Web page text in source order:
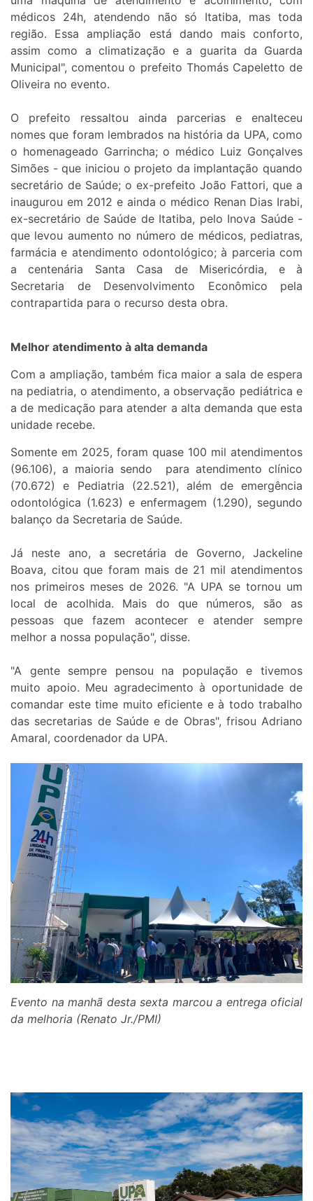
médicos 24h, atendendo não só Itatiba, mas toda
região. Essa ampliação está dando mais conforto,
assim como a climatização e a guarita da Guarda
Municipal", comentou o prefeito Thomás Capeletto de
Oliveira no evento.
O prefeito ressaltou ainda parcerias e enalteceu
nomes que foram lembrados na história da UPA, como
o homenageado Garrincha; o médico Luiz Gonçalves
Simões - que iniciou o projeto da implantação quando
secretário de Saúde; o ex-prefeito João Fattori, que a
inaugurou em 2012 e ainda o médico Renan Dias Irabi,
ex-secretário de Saúde de Itatiba, pelo Inova Saúde -
que levou aumento no número de médicos, pediatras,
farmácia e atendimento odontológico; à parceria com
a centenária Santa Casa de Misericórdia, e à
Secretaria de Desenvolvimento Econômico pela
contrapartida para o recurso desta obra.
Melhor atendimento à alta demanda
Com a ampliação, também fica maior a sala de espera
na pediatria, o atendimento, a observação pediátrica e
a de medicação para atender a alta demanda que esta
unidade recebe.
Somente em 2025, foram quase 100 mil atendimentos
(96.106), a maioria sendo para atendimento clínico
(70.672) e Pediatria (22.521), além de emergência
odontológica (1.623) e enfermagem (1.290), segundo
balanço da Secretaria de Saúde.
Já neste ano, a secretária de Governo, Jackeline
Boava, citou que foram mais de 21 mil atendimentos
nos primeiros meses de 2026. "A UPA se tornou um
local de acolhida. Mais do que números, são as
pessoas que fazem acontecer e atender sempre
melhor a nossa população", disse.
"A gente sempre pensou na população e tivemos
muito apoio. Meu agradecimento à oportunidade de
comandar este time muito eficiente e à todo trabalho
das secretarias de Saúde e de Obras", frisou Adriano
Amaral, coordenador da UPA.
Evento na manhã desta sexta marcou a entrega oficial
da melhoria (Renato Jr./PMI)